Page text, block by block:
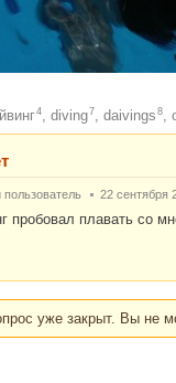
4, diving7, daivings 8,
22 сентября
пробовал плавать со
уже закрыт. Вы не